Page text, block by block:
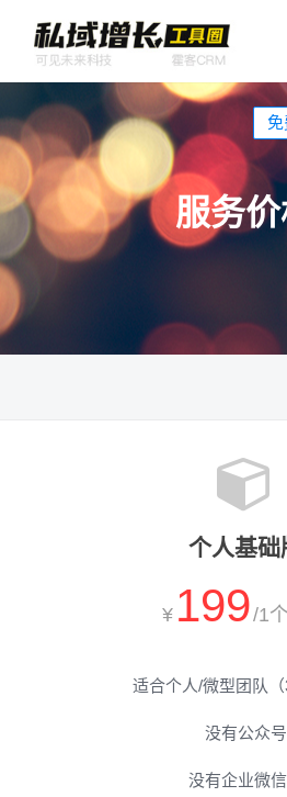
免
服务
个人基础
¥ 199/1
适合个人/微型团队（
没有公众号
没有企业微